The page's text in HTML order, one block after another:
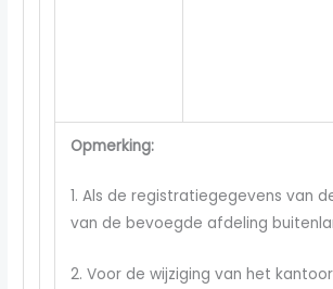
Opmerking:
1. Als de registratiegegevens van
van de bevoegde afdeling
2. Voor de wijziging van het